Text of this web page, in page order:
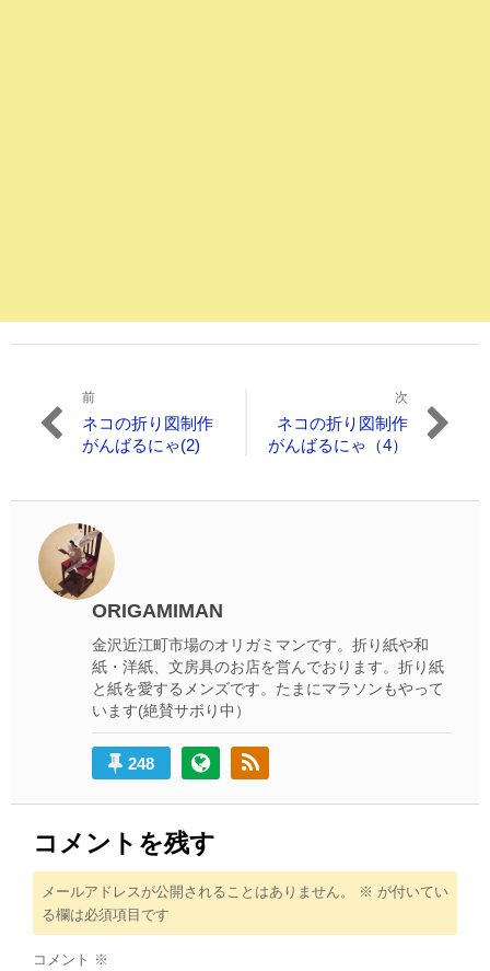
投
稿
ビ
ゲ
ー
シ
前
過
去
稿:
ネコの折り図制作
がんばるにゃ(2)
次
の
ネコの折り図制作
がんばるにゃ（4）
ORIGAMIMAN
金沢近江町市場のオリガミマンです。折り紙や和
紙・洋紙、文房具のお店を営んでおります。折り紙
と紙を愛するメンズです。たまにマラソンもやって
います(絶賛サボり中）
248
コメントを残す
メールアドレスが公開されることはありません。 ※ が付いてい
る欄は必須項目です
コメント ※